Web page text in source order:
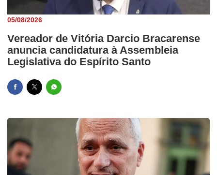
05/08/2026
Vereador de Vitória Darcio Bracarense
anuncia candidatura à Assembleia
Legislativa do Espírito Santo